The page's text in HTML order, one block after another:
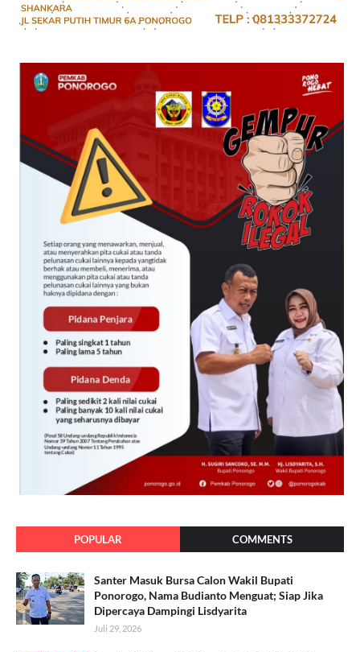
POPULAR COMMENTS
Santer Masuk Bursa Calon Wakil Bupati
Ponorogo, Nama Budianto Menguat; Siap Jika
Dipercaya Dampingi Lisdyarita
Juli 29, 2026